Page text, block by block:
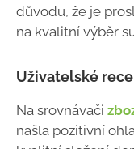
důvodu, že je
na kvalitní výběr
Uživatelské
Na srovnávači
našla pozitivní